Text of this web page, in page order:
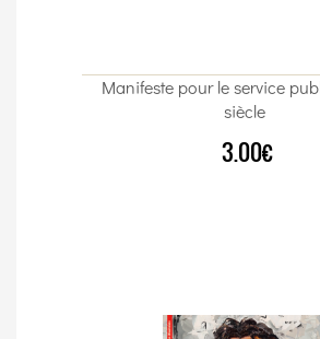
Manifeste pour le service
siècle
3.00€